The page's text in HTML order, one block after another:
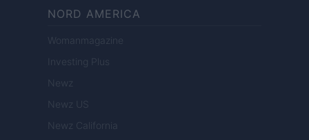
NORD AMERICA
Womanmagazine
Investing Plus
Newz
Newz US
Newz California